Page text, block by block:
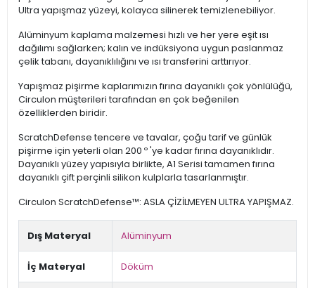
Ultra yapışmaz yüzeyi, kolayca silinerek temizlenebiliyor.
Alüminyum kaplama malzemesi hızlı ve her yere eşit ısı
dağılımı sağlarken; kalın ve indüksiyona uygun paslanmaz
çelik tabanı, dayanıklılığını ve ısı transferini arttırıyor.
Yapışmaz pişirme kaplarımızın fırına dayanıklı çok yönlülüğü,
Circulon müşterileri tarafından en çok beğenilen
özelliklerden biridir.
ScratchDefense tencere ve tavalar, çoğu tarif ve günlük
pişirme için yeterli olan 200 º 'ye kadar fırına dayanıklıdır.
Dayanıklı yüzey yapısıyla birlikte, A1 Serisi tamamen fırına
dayanıklı çift perçinli silikon kulplarla tasarlanmıştır.
Circulon ScratchDefense™: ASLA ÇİZİLMEYEN ULTRA YAPIŞMAZ.
Dış Materyal Alüminyum
İç Materyal Döküm